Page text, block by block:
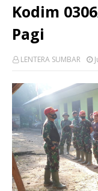
Kodim
Pagi
LENTERA SUMBAR